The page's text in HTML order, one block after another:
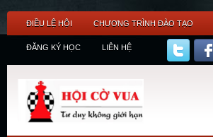
ĐIỀU LỆ HỘI CHƯƠNG TRÌNH ĐÀO TẠO
ĐĂNG KÝ HỌC LIÊN HỆ